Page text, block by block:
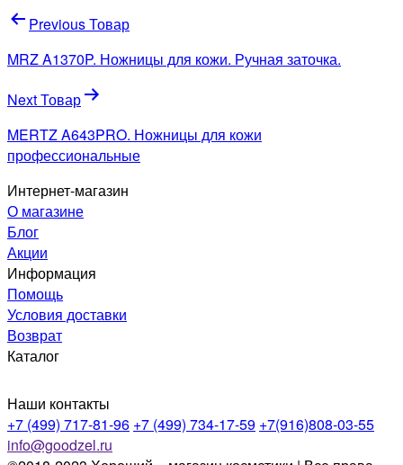
Навигация
по
записям
Previous Товар
MRZ A1370P. Ножницы для кожи. Ручная заточка.
Next Товар
MERTZ A643PRO. Ножницы для кожи
профессиональные
Интернет-магазин
О магазине
Блог
Акции
Информация
Помощь
Условия доставки
Возврат
Каталог
Наши контакты
+7 (499) 717-81-96 +7 (499) 734-17-59 +7(916)808-03-55
info@goodzel.ru